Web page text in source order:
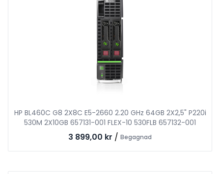
HP BL460C G8 2X8C E5-2660 2.20 GHz 64GB 2X2,5" P220i
530M 2X10GB 657131-001 FLEX-10 530FLB 657132-001
3 899,00 kr / Begagnad